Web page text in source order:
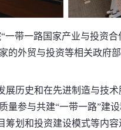
一路国家产业与投资合
的外贸与投资等相关政府
历史和在先进制造与技
参与共建“一带一路”建
划和投资建设模式等内容